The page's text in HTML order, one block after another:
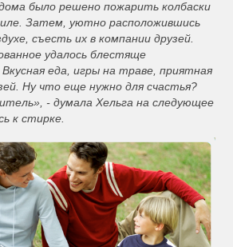
было решено пожарить колбаски
Затем, уютно расположившись
съесть их в компании друзей.
удалось блестяще
еда, игры на траве, приятная
Ну что еще нужно для счастья?
- думала Хельга на следующее
к стирке.